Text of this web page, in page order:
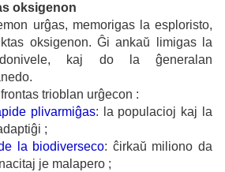
oksigenon
urĝas, memorigas la esploristo,
oksigenon. Ĝiankaŭ limigas la
kaj do la ĝeneralan
trioblan urĝecon :
plivarmiĝas: la populacioj kaj la
;
la biodiverseco: ĉirkaŭ miliono da
je malapero ;